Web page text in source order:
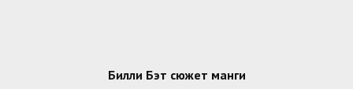
Билли Бэт сюжет манги